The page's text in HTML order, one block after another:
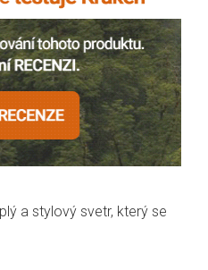
a stylový svetr, který se